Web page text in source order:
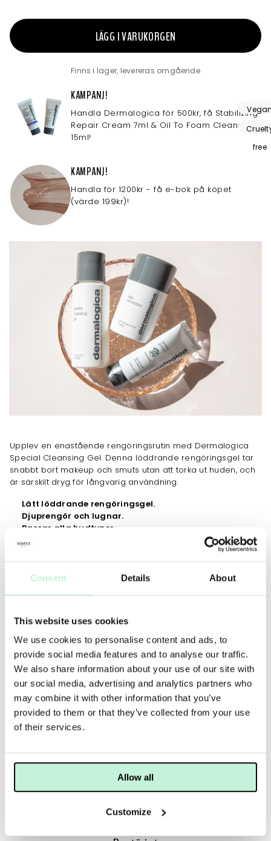
Consent Details About
This website uses cookies
We use cookies to personalise content and ads, to
provide social media features and to analyse our traffic.
We also share information about your use of our site with
our social media, advertising and analytics partners who
may combine it with other information that you’ve
provided to them or that they’ve collected from your use
of their services.
Allow all
Customize
LÄGG I VARUKORGEN
Finns i lager, levereras omgående
KAMPANJ!
Handla Dermalogica för 500kr, få Stabilizing
Repair Cream 7ml & Oil To Foam Cleanser
15ml!
KAMPANJ!
Handla för 1200kr - få e-bok på köpet
(värde 199kr)!
free
Upplev en enastående rengöringsrutin med Dermalogica
Special Cleansing Gel. Denna löddrande rengöringsgel tar
snabbt bort makeup och smuts utan att torka ut huden, och
är särskilt dryg för långvarig användning.
Lätt löddrande rengöringsgel.
Djuprengör och lugnar.
Passar alla hudtyper.
HUDTERAPEUTEN TIPSAR
Blemmor Oljig & blank Obalans
Orenheter
Yttorrhet
Finnar & pormaskar
ANVÄNDNING TIPS MER INFO INGREDIENSER
fuktad hud och tillsätt sedan vatten för att arbeta upp ett rikt
lödder. Skölj av med vatten.